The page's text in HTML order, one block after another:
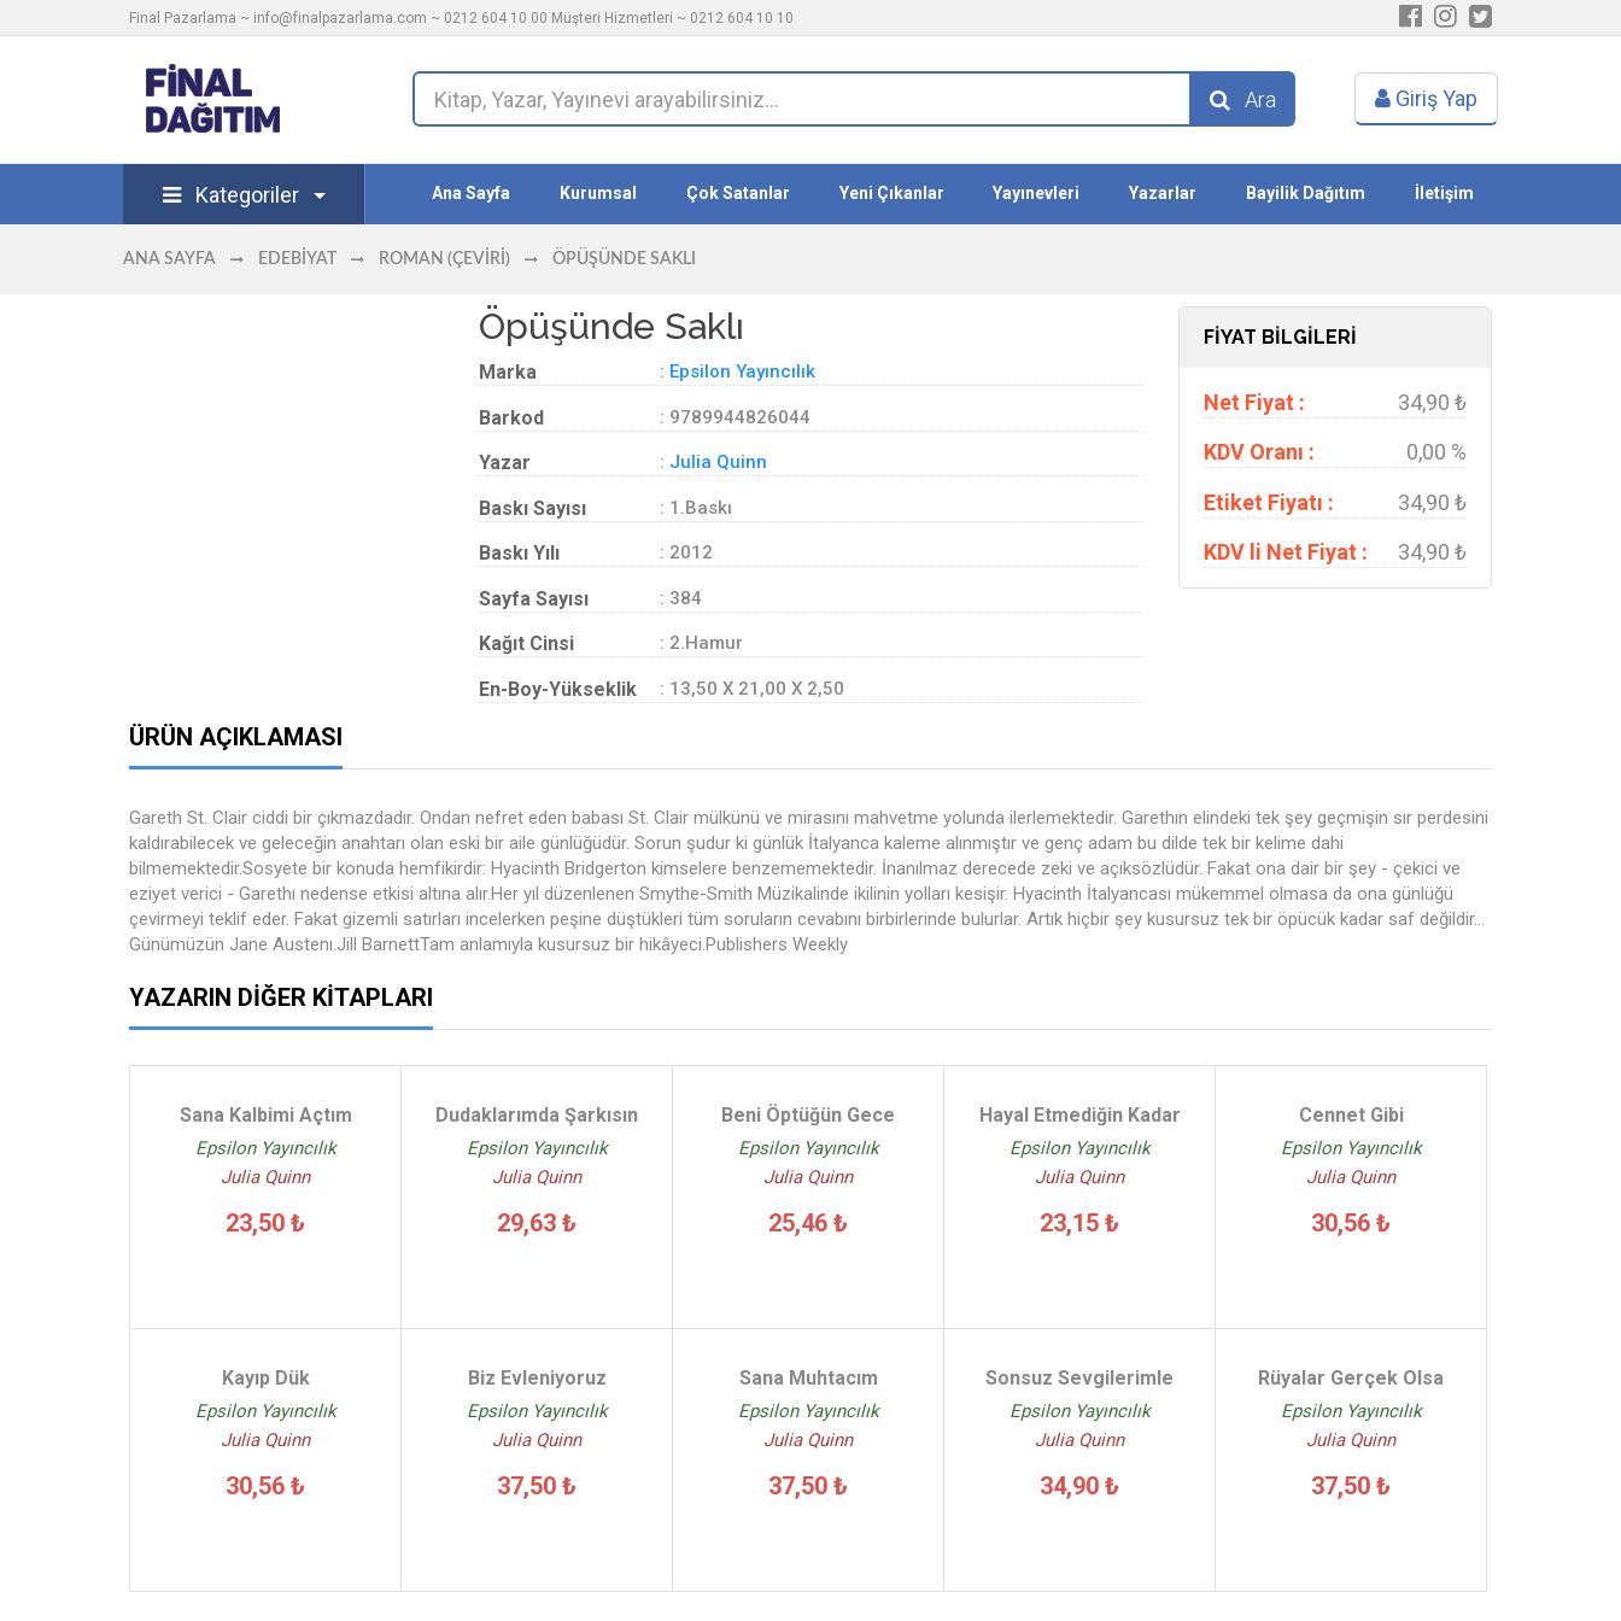
Final Pazarlama ~ info@finalpazarlama.com ~ 0212 604 10 00 Müşteri Hizmetleri ~ 0212 604 10 10
Ara Giriş Yap
Kategoriler Ana Sayfa Kurumsal Çok Satanlar Yeni Çıkanlar Yayınevleri Yazarlar Bayilik Dağıtım İletişim
ANA SAYFA EDEBIYAT ROMAN (ÇEVIRI) ÖPÜŞÜNDE SAKLI
Öpüşünde Saklı
Marka : Epsilon Yayıncılık
Barkod : 9789944826044
Yazar : Julia Quinn
Baskı Sayısı : 1.Baskı
Baskı Yılı : 2012
Sayfa Sayısı : 384
Kağıt Cinsi : 2.Hamur
En-Boy-Yükseklik : 13,50 X 21,00 X 2,50
FİYAT BİLGİLERİ
Net Fiyat :
34,90 ₺
KDV Oranı :
0,00 %
Etiket Fiyatı :
34,90 ₺
KDV li Net Fiyat :
34,90 ₺
ÜRÜN AÇIKLAMASI
Gareth St. Clair ciddi bir çıkmazdadır. Ondan nefret eden babası St. Clair mülkünü ve mirasını mahvetme yolunda ilerlemektedir. Garethın elindeki tek şey geçmişin sır perdesini
kaldırabilecek ve geleceğin anahtarı olan eski bir aile günlüğüdür. Sorun şudur ki günlük İtalyanca kaleme alınmıştır ve genç adam bu dilde tek bir kelime dahi
bilmemektedir.Sosyete bir konuda hemfikirdir: Hyacinth Bridgerton kimselere benzememektedir. İnanılmaz derecede zeki ve açıksözlüdür. Fakat ona dair bir şey - çekici ve
eziyet verici - Garethı nedense etkisi altına alır.Her yıl düzenlenen Smythe-Smith Müzikalinde ikilinin yolları kesişir. Hyacinth İtalyancası mükemmel olmasa da ona günlüğü
çevirmeyi teklif eder. Fakat gizemli satırları incelerken peşine düştükleri tüm soruların cevabını birbirlerinde bulurlar. Artık hiçbir şey kusursuz tek bir öpücük kadar saf değildir…
Günümüzün Jane Austenı.Jill BarnettTam anlamıyla kusursuz bir hikâyeci.Publishers Weekly
YAZARIN DIĞER KITAPLARI
Sana Kalbimi Açtım
Epsilon Yayıncılık
Julia Quinn
23,50 ₺
Dudaklarımda Şarkısın
Epsilon Yayıncılık
Julia Quinn
29,63 ₺
Beni Öptüğün Gece
Epsilon Yayıncılık
Julia Quinn
25,46 ₺
Hayal Etmediğin Kadar
Epsilon Yayıncılık
Julia Quinn
23,15 ₺
Cennet Gibi
Epsilon Yayıncılık
Julia Quinn
30,56 ₺
Kayıp Dük
Epsilon Yayıncılık
Julia Quinn
30,56 ₺
Biz Evleniyoruz
Epsilon Yayıncılık
Julia Quinn
37,50 ₺
Sana Muhtacım
Epsilon Yayıncılık
Julia Quinn
37,50 ₺
Sonsuz Sevgilerimle
Epsilon Yayıncılık
Julia Quinn
34,90 ₺
Rüyalar Gerçek Olsa
Epsilon Yayıncılık
Julia Quinn
37,50 ₺